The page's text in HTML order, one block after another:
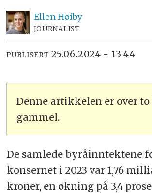
EllenHøiby
JOURNALIST
PUBLISERT 25.06.2024 - 13:44
Denne artikkelen er over to
gammel.
De samlede byråinntektene
konsernet i 2023 var 1,76
kroner, en økning på 3,4